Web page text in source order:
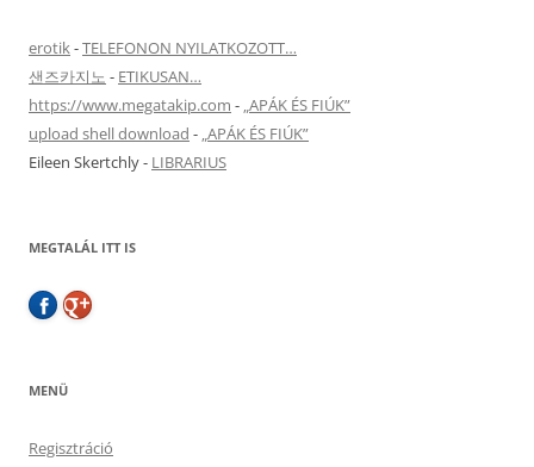
erotik-TELEFONON NYILATKOZOTT…
샌즈카지노 - ETIKUSAN…
https://www.megatakip.com - „APÁK ÉS FIÚK”
upload shell download - „APÁK ÉS FIÚK”
Eileen Skertchly- LIBRARIUS
MEGTALÁL ITT IS
MENÜ
Regisztráció